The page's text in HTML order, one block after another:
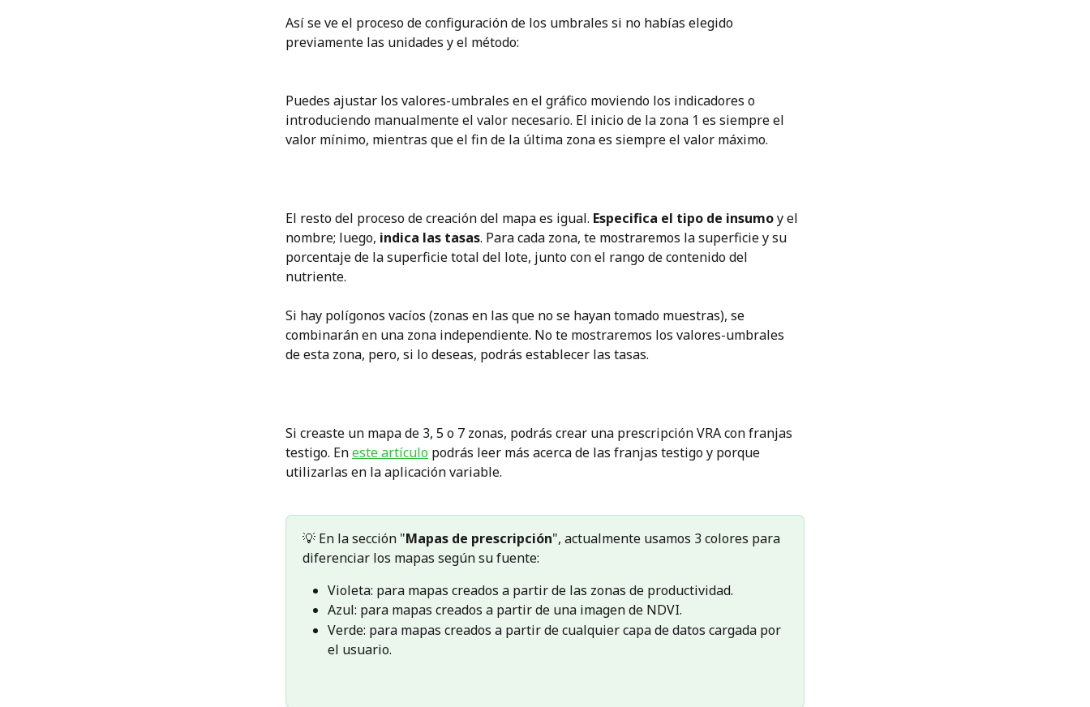
Así se ve el proceso de configuración de los umbrales si no habías elegido
previamente las unidades y el método:
Puedes ajustar los valores-umbrales en el gráfico moviendo los indicadores o
introduciendo manualmente el valor necesario. El inicio de la zona 1 es siempre el
valor mínimo, mientras que el fin de la última zona es siempre el valor máximo.
El resto del proceso de creación del mapa es igual. Especifica el tipo de insumo y el
nombre; luego, indica las tasas. Para cada zona, te mostraremos la superficie y su
porcentaje de la superficie total del lote, junto con el rango de contenido del
nutriente.
Si hay polígonos vacíos (zonas en las que no se hayan tomado muestras), se
combinarán en una zona independiente. No te mostraremos los valores-umbrales
de esta zona, pero, si lo deseas, podrás establecer las tasas.
Si creaste un mapa de 3, 5 o 7 zonas, podrás crear una prescripción VRA con franjas
testigo. En este artículo podrás leer más acerca de las franjas testigo y porque
utilizarlas en la aplicación variable.
💡 En la sección "Mapas de prescripción", actualmente usamos 3 colores para
diferenciar los mapas según su fuente:
Violeta: para mapas creados a partir de las zonas de productividad.
Azul: para mapas creados a partir de una imagen de NDVI.
Verde: para mapas creados a partir de cualquier capa de datos cargada por
el usuario.